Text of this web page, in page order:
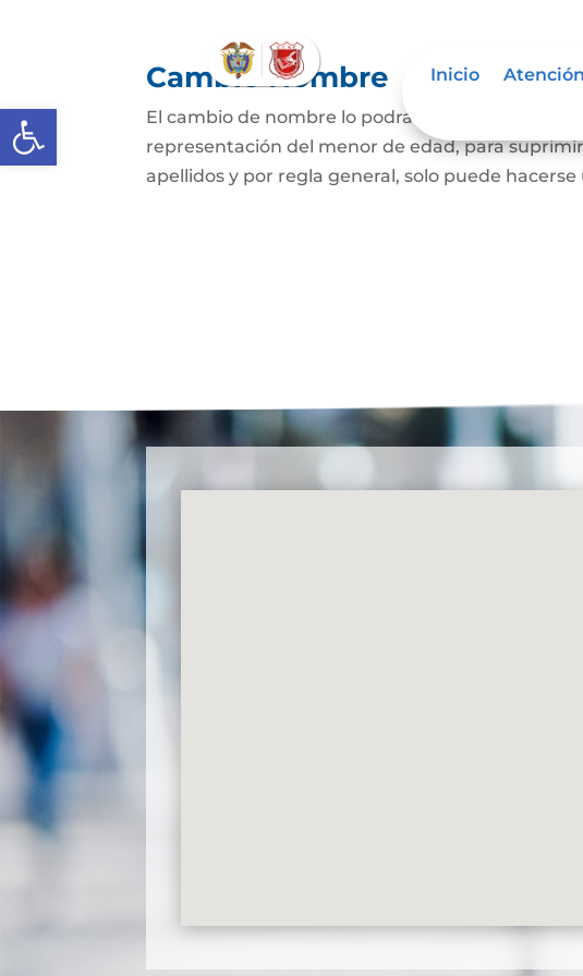
Abrir barra de herramientas
Inicio
Cambio Nombre
El cambio de nombre lo podrá hacer la persona
representación del menor de edad, para
apellidos y por regla general, solo puede